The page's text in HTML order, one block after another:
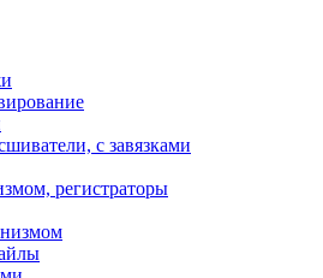
с завязками
регистраторы